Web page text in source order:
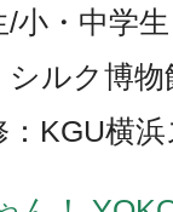
/小・中学
ルク博物
：KGU横